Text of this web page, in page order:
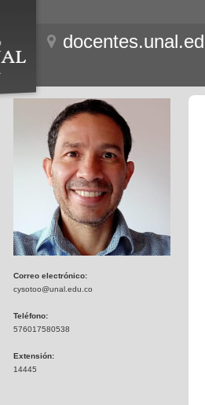
Correo electrónico:
cysotoo@unal.edu.co
Teléfono:
576017580538
Extensión:
14445